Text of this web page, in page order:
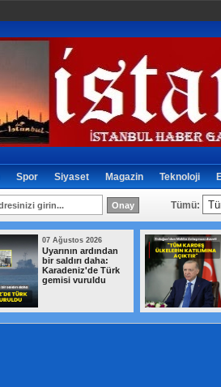
Spor Siyaset Magazin Teknoloji
Tümü:
07 Ağustos 2026
Uyarının ardından
bir saldırı daha:
Karadeniz'de Türk
gemisi vuruldu